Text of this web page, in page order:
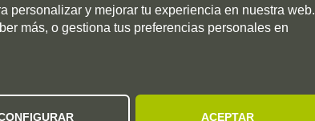
personalizar y mejorar tu experiencia en nuestra web.
más, o gestiona tus preferencias personales en
ACEPTAR